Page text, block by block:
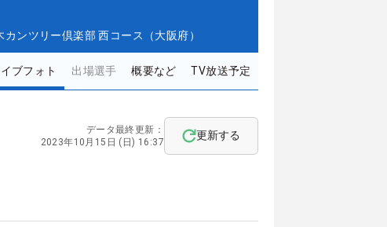
カンツリー倶楽部 西コース（大阪府）
ブフォト 出場選手 概要など TV放送予定
データ最終更新：
2023年10月15日 (日) 16:37
更新する